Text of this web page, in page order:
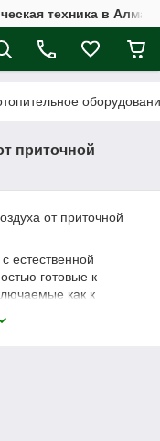
техника в
приточной
от приточной
естественной
готовые к
как к
предусмотрен
и
возможность